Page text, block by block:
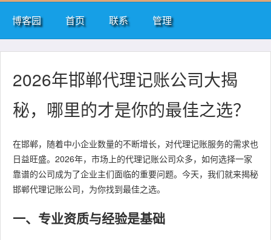
博客园 首页 联系 管理
2026年邯郸代理记账公司大揭
秘，哪里的才是你的最佳之选？
在邯郸，随着中小企业数量的不断增长，对代理记账服务的需求也
日益旺盛。2026年，市场上的代理记账公司众多，如何选择一家
靠谱的公司成为了企业主们面临的重要问题。今天，我们就来揭秘
邯郸代理记账公司，为你找到最佳之选。
一、专业资质与经验是基础